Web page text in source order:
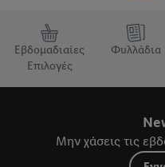
Εβδομαδιαίες
Επιλογές
Φυλλάδια
Μην χάσεις τις